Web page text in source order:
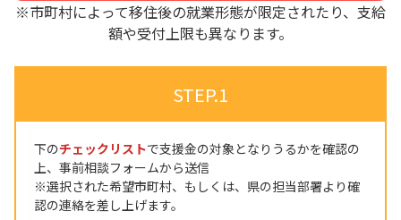
※市町村によって移住後の就業形態が限定されたり、支給
額や受付上限も異なります。
STEP.1
下のチェックリストで支援金の対象となりうるかを確認の
上、事前相談フォームから送信
※選択された希望市町村、もしくは、県の担当部署より確
認の連絡を差し上げます。